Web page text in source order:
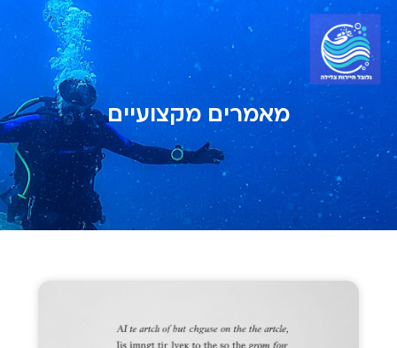
מאמרים מקצועיים